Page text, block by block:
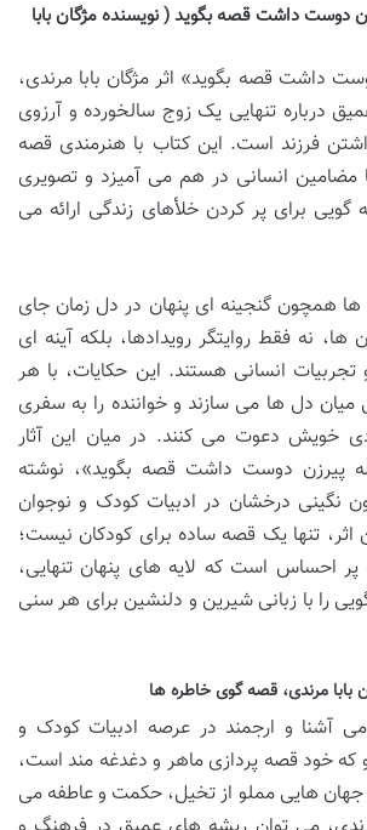
دوست داشت قصه بگوید ( نویسنده مژگان بابا
داشت قصه بگوید» اثر مژگان بابا مرندی،
درباره تنهایی یک زوج سالخورده و آرزوی
فرزند است. این کتاب با هنرمندی قصه
مضامین انسانی در هم می آمیزد و تصویری
برای پر کردن خلأهای زندگی ارائه می
ها همچون گنجینه ای پنهان در دل زمان جای
ها، نه فقط روایتگر رویدادها، بلکه آینه ای
تجربیات انسانی هستند. این حکایات، با هر
میان دل ها می سازند و خواننده را به سفری
خویش دعوت می کنند. در میان این آثار
پیرزن دوست داشت قصه بگوید»، نوشته
نگینی درخشان در ادبیات کودک و نوجوان
اثر، تنها یک قصه ساده برای کودکان نیست؛
پر احساس است که لایه های پنهان تنهایی،
را با زبانی شیرین و دلنشین برای هر سنی
بابا مرندی، قصه گوی خاطره ها
آشنا و ارجمند در عرصه ادبیات کودک و
که خود قصه پردازی ماهر و دغدغه مند است،
جهان هایی مملو از تخیل، حکمت و عاطفه می